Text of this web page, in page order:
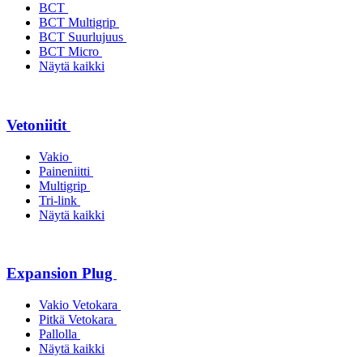
BCT
BCT Multigrip
BCT Suurlujuus
BCT Micro
Näytä kaikki
Vetoniitit
Vakio
Paineniitti
Multigrip
Tri-link
Näytä kaikki
Expansion Plug
Vakio Vetokara
Pitkä Vetokara
Pallolla
Näytä kaikki